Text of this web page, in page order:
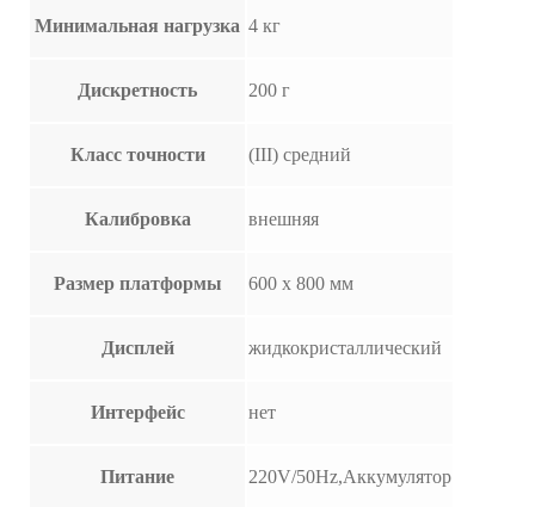
Минимальная нагрузка 4 кг
Дискретность 200 г
Класс точности (III) средний
Калибровка внешняя
Размер платформы 600 х 800 мм
Дисплей жидкокристаллический
Интерфейс нет
Питание 220V/50Hz,Аккумулятор